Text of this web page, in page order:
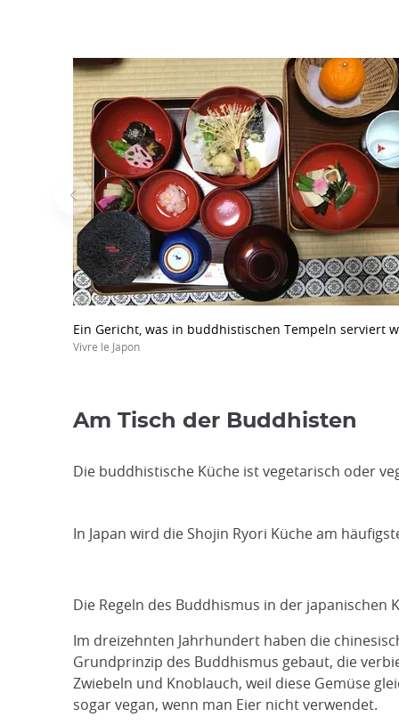
Ein Gericht, was in buddhistischen Tempeln serviert
Vivre le Japon
Am Tisch der Buddhisten
Die buddhistische Küche ist vegetarisch oder
In Japan wird die Shojin Ryori Küche am
Die Regeln des Buddhismus in der japanischen
Im dreizehnten Jahrhundert haben die
Grundprinzip des Buddhismus gebaut, die
Zwiebeln und Knoblauch, weil diese Gemüse
sogar vegan, wenn man Eier nicht verwendet.